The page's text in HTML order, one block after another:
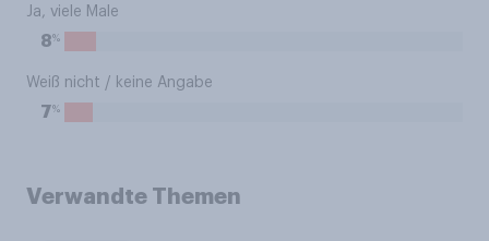
Ja, viele Male
8%
Weiß nicht / keine Angabe
7%
Verwandte Themen